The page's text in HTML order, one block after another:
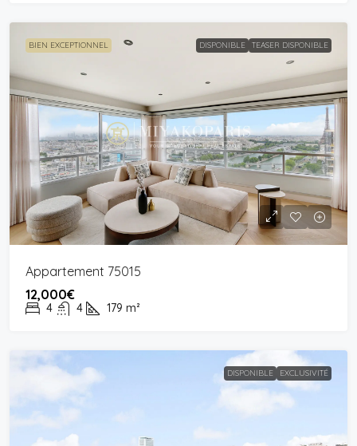
BIEN EXCEPTIONNEL DISPONIBLE TEASER DISPONIBLE
Appartement 75015
12,000€
4 4 179 m²
DISPONIBLE EXCLUSIVITÉ